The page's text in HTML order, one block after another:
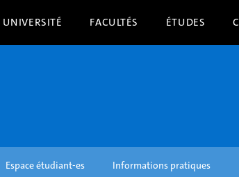
UNIVERSITÉ FACULTÉS ÉTUDES
Espace étudiant-es Informations pratiques